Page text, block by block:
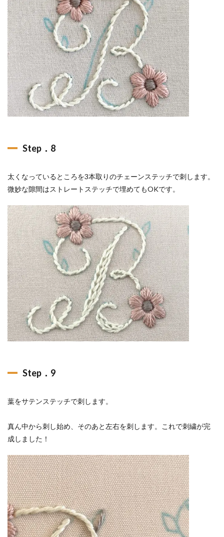
Step．8
太くなっているところを3本取りのチェーンステッチで刺します。
微妙な隙間はストレートステッチで埋めてもOKです。
Step．9
葉をサテンステッチで刺します。
真ん中から刺し始め、そのあと左右を刺します。これで刺繍が完
成しました！